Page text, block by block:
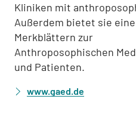
Kliniken mit
Außerdem bietet sie
Merkblättern zur
Anthroposophischen
und Patienten.
www.gaed.de